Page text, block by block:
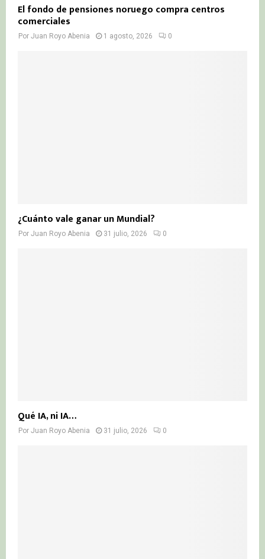
El fondo de pensiones noruego compra centros
comerciales
Por Juan Royo Abenia 1 agosto, 2026 0
¿Cuánto vale ganar un Mundial?
Por Juan Royo Abenia 31 julio, 2026 0
Qué IA, ni IA…
Por Juan Royo Abenia 31 julio, 2026 0